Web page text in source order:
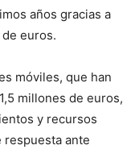
años gracias a
euros.
móviles, que han
millones de euros,
y recursos
respuesta ante